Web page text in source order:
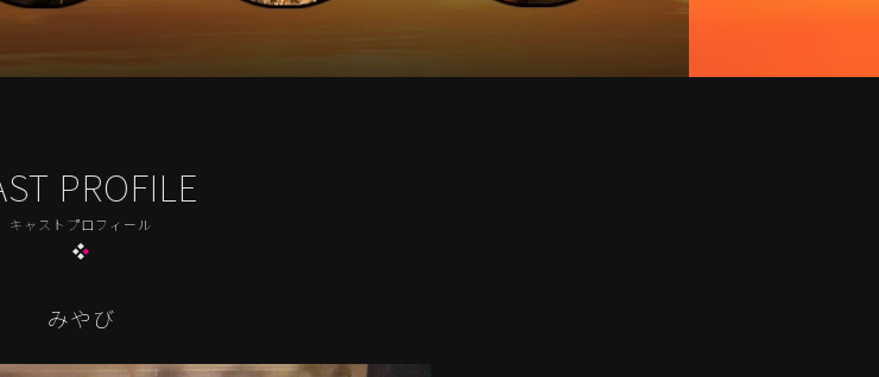
PROFILE
キャストプロフィール
みやび